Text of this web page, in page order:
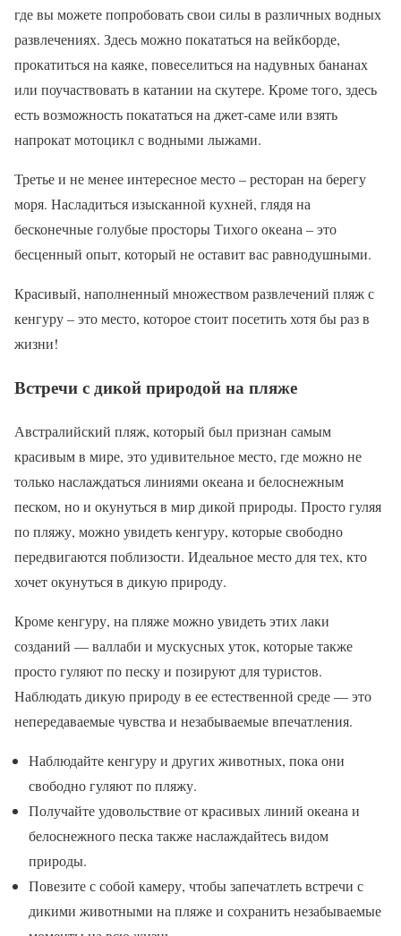
где вы можете попробовать свои силы в различных водных
развлечениях. Здесь можно покататься на вейкборде,
прокатиться на каяке, повеселиться на надувных бананах
или поучаствовать в катании на скутере. Кроме того, здесь
есть возможность покататься на джет-саме или взять
напрокат мотоцикл с водными лыжами.
Третье и не менее интересное место – ресторан на берегу
моря. Насладиться изысканной кухней, глядя на
бесконечные голубые просторы Тихого океана – это
бесценный опыт, который не оставит вас равнодушными.
Красивый, наполненный множеством развлечений пляж с
кенгуру – это место, которое стоит посетить хотя бы раз в
жизни!
Встречи с дикой природой на пляже
Австралийский пляж, который был признан самым
красивым в мире, это удивительное место, где можно не
только наслаждаться линиями океана и белоснежным
песком, но и окунуться в мир дикой природы. Просто гуляя
по пляжу, можно увидеть кенгуру, которые свободно
передвигаются поблизости. Идеальное место для тех, кто
хочет окунуться в дикую природу.
Кроме кенгуру, на пляже можно увидеть этих лаки
созданий — валлаби и мускусных уток, которые также
просто гуляют по песку и позируют для туристов.
Наблюдать дикую природу в ее естественной среде — это
непередаваемые чувства и незабываемые впечатления.
Наблюдайте кенгуру и других животных, пока они
свободно гуляют по пляжу.
Получайте удовольствие от красивых линий океана и
белоснежного песка также наслаждайтесь видом
природы.
Повезите с собой камеру, чтобы запечатлеть встречи с
дикими животными на пляже и сохранить незабываемые